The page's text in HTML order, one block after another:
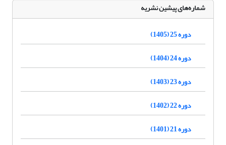
شماره‌های پیشین نشریه
دوره 25 (1405)
دوره 24 (1404)
دوره 23 (1403)
دوره 22 (1402)
دوره 21 (1401)